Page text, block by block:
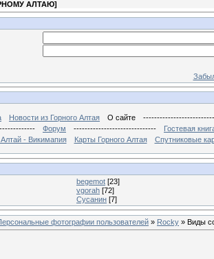
АЛТАЮ]
Новости из Горного Алтая О сайте
Форум ------------------------------
Гостевая
- Викимапия
Карты Горного Алтая Спутниковые
begemot [23]
vgorah [72]
Сусанин [7]
фотографии пользователей » Rocky » Виды